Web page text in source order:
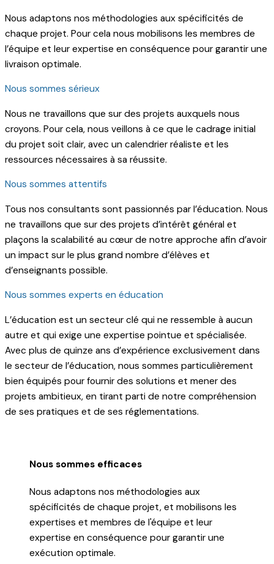
Nous adaptons nos méthodologies aux spécificités de
chaque projet. Pour cela nous mobilisons les membres de
l’équipe et leur expertise en conséquence pour garantir une
livraison optimale.
Nous sommes sérieux
Nous ne travaillons que sur des projets auxquels nous
croyons. Pour cela, nous veillons à ce que le cadrage initial
du projet soit clair, avec un calendrier réaliste et les
ressources nécessaires à sa réussite.
Nous sommes attentifs
Tous nos consultants sont passionnés par l’éducation. Nous
ne travaillons que sur des projets d’intérêt général et
plaçons la scalabilité au cœur de notre approche afin d’avoir
un impact sur le plus grand nombre d’élèves et
d’enseignants possible.
Nous sommes experts en éducation
L’éducation est un secteur clé qui ne ressemble à aucun
autre et qui exige une expertise pointue et spécialisée.
Avec plus de quinze ans d’expérience exclusivement dans
le secteur de l’éducation, nous sommes particulièrement
bien équipés pour fournir des solutions et mener des
projets ambitieux, en tirant parti de notre compréhension
de ses pratiques et de ses réglementations.
Nous sommes efficaces
Nous adaptons nos méthodologies aux
spécificités de chaque projet, et mobilisons les
expertises et membres de l'équipe et leur
expertise en conséquence pour garantir une
exécution optimale.